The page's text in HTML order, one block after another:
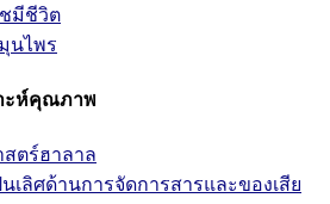
มีชีวิต
นไพร
ะห์คุณภาพ
ตร์ฮาลาล
เลิศด้านการจัดการสารและของเสีย